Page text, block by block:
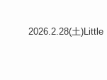
2026.2.28(土)Little